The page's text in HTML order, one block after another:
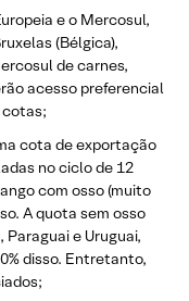
e o Mercosul,
(Bélgica),
de carnes,
acesso preferencial
cotas;
cota de exportação
no ciclo de 12
com osso (muito
A quota sem osso
e Uruguai,
disso. Entretanto,